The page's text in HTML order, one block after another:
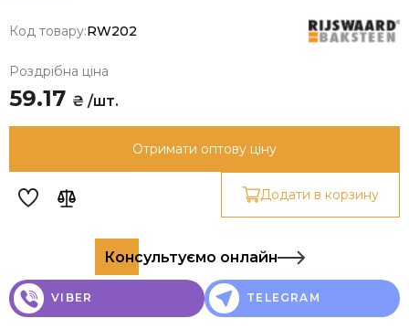
Код товару:RW202
Роздрібна ціна
59.17 ₴ /шт.
Отримати оптову ціну
Додати в корзину
Консультуємо онлайн
VIBER TELEGRAM